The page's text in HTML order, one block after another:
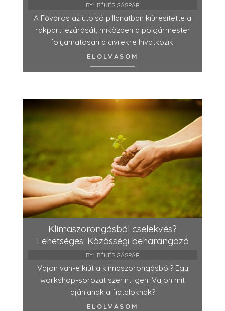
BY: BÉKÉS GÁSPÁR
A Főváros az utolsó pillanatban kiüresítette a
rakpart lezárását, miközben a polgármester
folyamatosan a civilekre hivatkozik.
ELOLVASOM
Klímaszorongásból cselekvés?
Lehetséges! Közösségi beharangozó
BY: BÉKÉS GÁSPÁR
Vajon van-e kiút a klímaszorongásból? Egy
workshop-sorozat szerint igen. Vajon mit
ajánlanak a fiataloknak?
ELOLVASOM